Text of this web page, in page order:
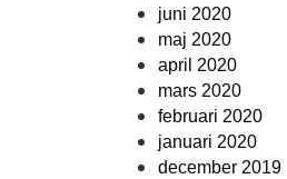
juni 2020
maj 2020
april 2020
mars 2020
februari 2020
januari 2020
december 2019